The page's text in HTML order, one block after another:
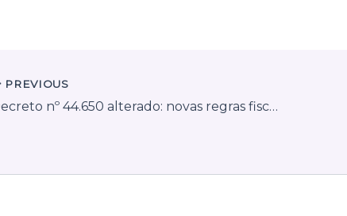
PREVIOUS
Decreto nº 44.650 alterado: novas regras fiscais em Pernambuco exigem ajustes no cadastro e nas notas